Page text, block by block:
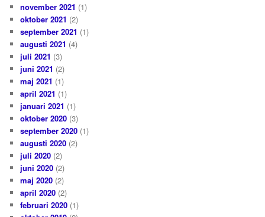
november 2021 (1)
oktober 2021 (2)
september 2021 (1)
augusti 2021 (4)
juli 2021 (3)
juni 2021 (2)
maj 2021 (1)
april 2021 (1)
januari 2021 (1)
oktober 2020 (3)
september 2020 (1)
augusti 2020 (2)
juli 2020 (2)
juni 2020 (2)
maj 2020 (2)
april 2020 (2)
februari 2020 (1)